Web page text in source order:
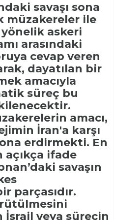
savaşı sona
müzakereler ile
yönelik askeri
arasındaki
cevap veren
dayatılan bir
amacıyla
süreç bu
amacı,
İran'a karşı
erdirmekti. En
açıkça ifade
savaşın
parçasıdır.
İsrail veya sürecin